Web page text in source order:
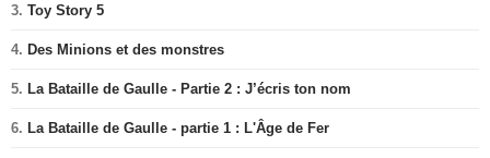
3. Toy Story 5
4. Des Minions et des monstres
5. La Bataille de Gaulle - Partie 2 : J’écris ton nom
6. La Bataille de Gaulle - partie 1 : L'Âge de Fer